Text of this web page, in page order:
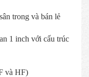
trong và bán lẻ
1 inch với cấu trúc
và HF)